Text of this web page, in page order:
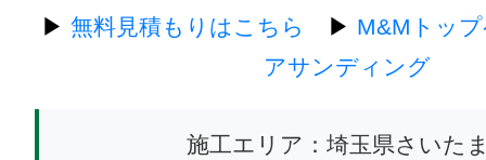
▶ 無料見積もりはこちら ▶ M&Mトッ
アサンディング
施工エリア：埼玉県さいた